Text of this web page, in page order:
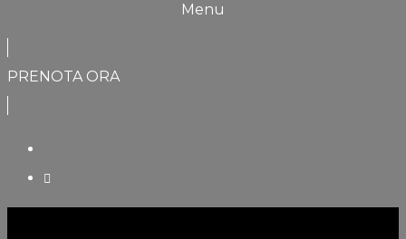
Menu
PRENOTA ORA